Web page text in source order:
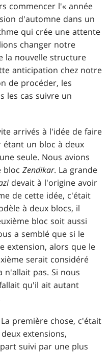
commencer l'« année
d'automne dans un
qui crée une attente
changer notre
la nouvelle structure
anticipation chez notre
de procéder, les
les cas suivre un
arrivés à l'idée de faire
étant un bloc à deux
seule. Nous avions
blocZendikar. La grande
devait à l'origine avoir
de cette idée, c'était
à deux blocs, il
bloc soit aussi
a semblé que si le
extension, alors que le
serait considéré
n'allait pas. Si nous
qu'il ait autant
première chose, c'était
extensions,
suivi par une plus